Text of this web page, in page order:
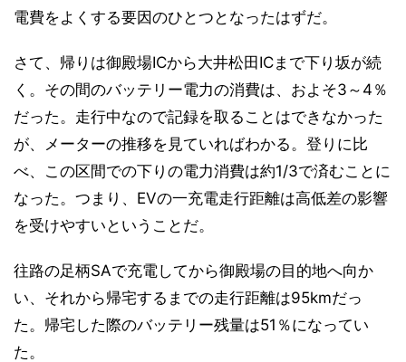
電費をよくする要因のひとつとなったはずだ。
さて、帰りは御殿場ICから大井松田ICまで下り坂が続
く。その間のバッテリー電力の消費は、およそ3～4％
だった。走行中なので記録を取ることはできなかった
が、メーターの推移を見ていればわかる。登りに比
べ、この区間での下りの電力消費は約1/3で済むことに
なった。つまり、EVの一充電走行距離は高低差の影響
を受けやすいということだ。
往路の足柄SAで充電してから御殿場の目的地へ向か
い、それから帰宅するまでの走行距離は95kmだっ
た。帰宅した際のバッテリー残量は51％になってい
た。